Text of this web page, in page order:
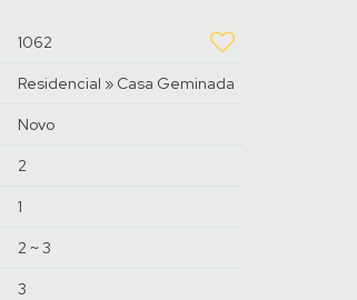
1062
Residencial » Casa Geminada
Novo
2
1
2 ~ 3
3